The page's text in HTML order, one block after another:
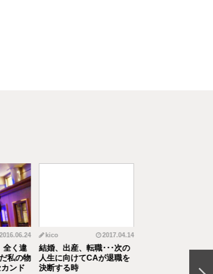
全く違
私の物
ンド
kico 2017.04.14
結婚、出産、転職･･･次の
人生に向けてCAが退職を
決断する時
元CAの育児論！離
間を持ちたいをCA